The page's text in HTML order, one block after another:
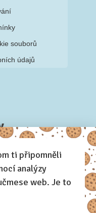
souborů
údajů
ti připomněli
analýzy
web. Je to